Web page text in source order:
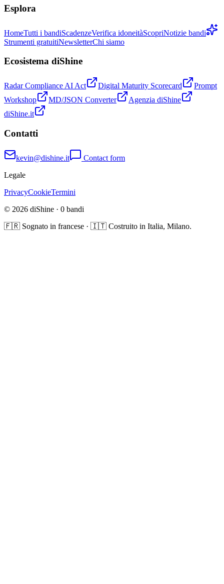
Esplora
HomeTutti i bandiScadenzeVerifica idoneitàScopriNotizie bandi
Strumenti gratuitiNewsletterChi siamo
Ecosistema diShine
Radar Compliance AI Act Digital Maturity Scorecard
Prompt
Workshop
MD/JSON Converter
Agenzia diShine
diShine.it
Contatti
kevin@dishine.it
Contact form
Legale
PrivacyCookieTermini
© 2026 diShine · 0 bandi
🇫🇷 Sognato in francese · 🇮🇹 Costruito in Italia, Milano.